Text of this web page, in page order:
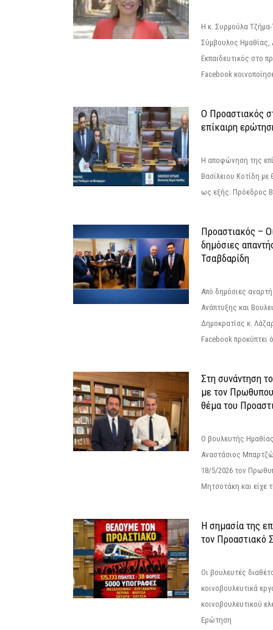
Η κ. Συρμούλα
Σύμβουλος Ημαθίας,
Εκπαιδευτικός στο
Facebook
Ο Προαστιακός
επίκαιρη
Η αποφώνηση της
Βασίλειου Κοτίδη με
ως εξής: Πρόεδρος
Προαστιακός –
δημόσιες
Τσαβδαρίδη
Από δημόσιες
Ανάπτυξης και
Δημοκρατίας κ.
Facebook προκύπτει
Στη συνάντηση
με τον
θέμα του
Ο βουλευτής
Αναστάσιος
18/5/2026 τον
Μητσοτάκη και είχε
Η σημασία της
τον Προαστιακό
Οι βουλευτές
κοινοβουλευτικά
κοινοβουλευτικού
Ερώτηση